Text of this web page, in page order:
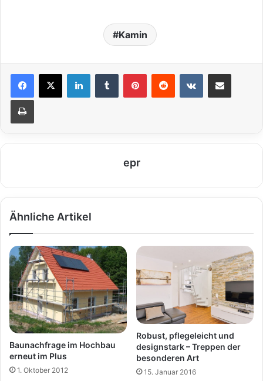
Kamin
epr
Ähnliche Artikel
Baunachfrage im Hochbau
erneut im Plus
1. Oktober 2012
Robust, pflegeleicht und
designstark – Treppen der
besonderen Art
15. Januar 2016